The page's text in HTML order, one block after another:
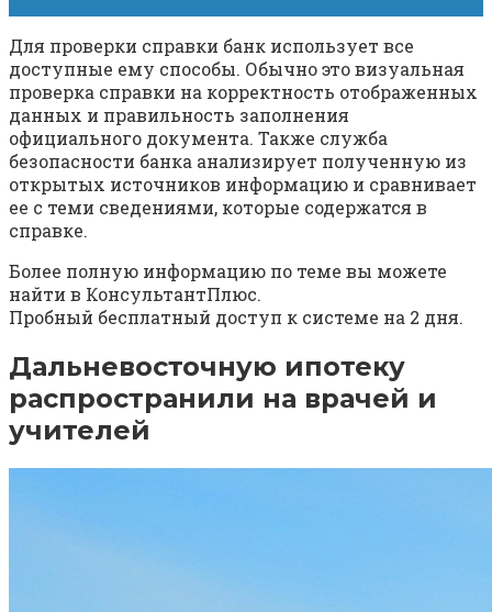
Для проверки справки банк использует все
доступные ему способы. Обычно это визуальная
проверка справки на корректность отображенных
данных и правильность заполнения
официального документа. Также служба
безопасности банка анализирует полученную из
открытых источников информацию и сравнивает
ее с теми сведениями, которые содержатся в
справке.
Более полную информацию по теме вы можете
найти в КонсультантПлюс.
Пробный бесплатный доступ к системе на 2 дня.
Дальневосточную ипотеку
распространили на врачей и
учителей